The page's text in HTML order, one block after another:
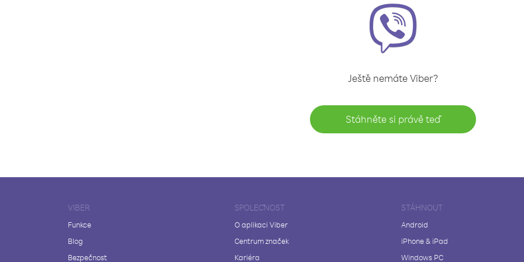
Ještě nemáte Viber?
Stáhněte si právě teď
VIBER
Funkce
Blog
Bezpečnost
SPOLEČNOST
O aplikaci Viber
Centrum značek
Kariéra
STÁHNOUT
Android
iPhone & iPad
Windows PC